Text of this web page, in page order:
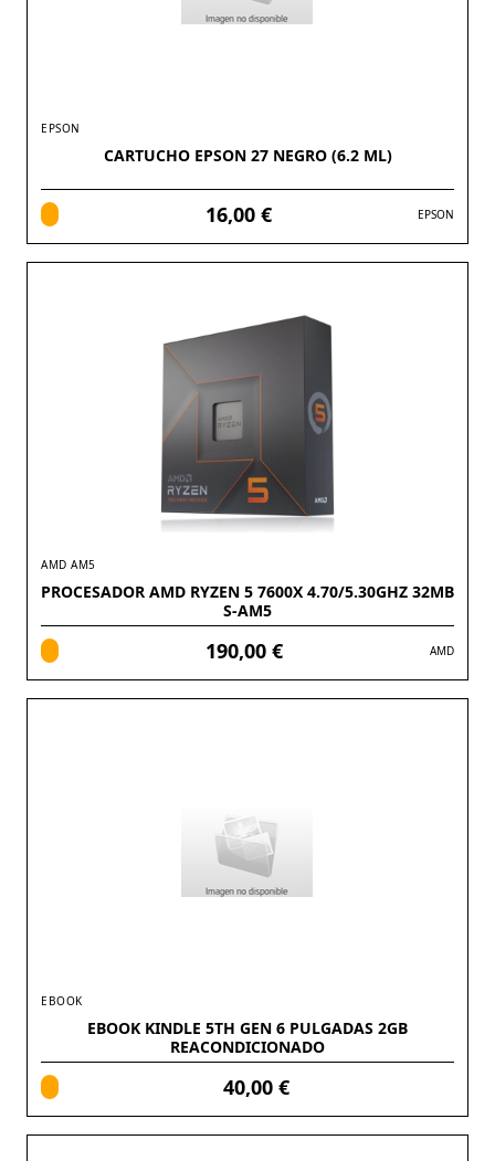
EPSON
CARTUCHO EPSON 27 NEGRO (6.2 ML)
16,00 € EPSON
AMD AM5
PROCESADOR AMD RYZEN 5 7600X 4.70/5.30GHZ 32MB
S-AM5
190,00 € AMD
EBOOK
EBOOK KINDLE 5TH GEN 6 PULGADAS 2GB
REACONDICIONADO
40,00 €